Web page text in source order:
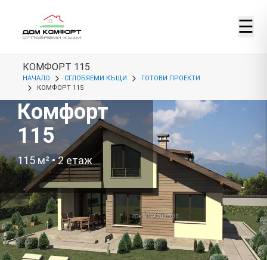
☰
КОМФОРТ 115
НАЧАЛО СГЛОБЯЕМИ КЪЩИ
ГОТОВИ ПРОЕКТИ
КОМФОРТ 115
Комфорт
115
115м² •2етаж